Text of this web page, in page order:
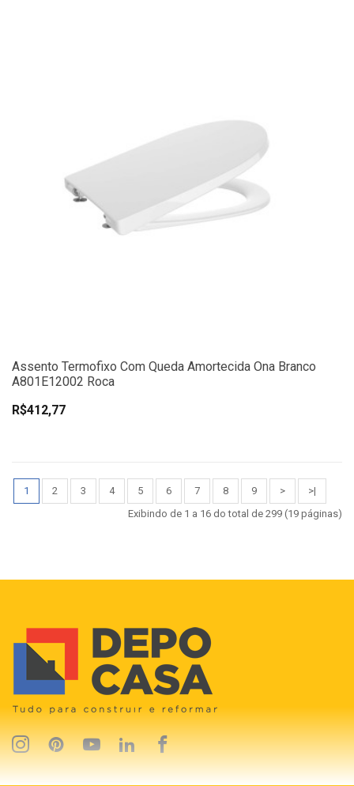
Assento Termofixo Com Queda Amortecida Ona Branco
A801E12002 Roca
R$412,77
1 2 3 4 5 6 7 8 9 >
>|
Exibindo de 1 a 16 do total de 299 (19 páginas)